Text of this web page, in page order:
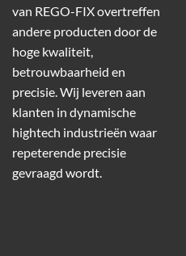
van REGO-FIX overtreffen
andere producten door de
hoge kwaliteit,
betrouwbaarheid en
precisie. Wij leveren aan
klanten in dynamische
hightech industrieën waar
repeterende precisie
gevraagd wordt.